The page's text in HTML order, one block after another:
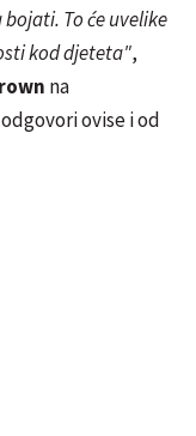
To će uvelike
kod djeteta",
na
ovise i od